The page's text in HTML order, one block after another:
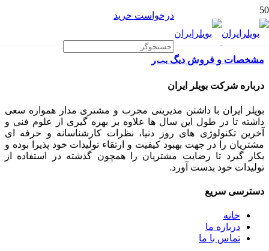
درخواست خرید
مشخصات و فروش دیگ بخار
درباره شرکت بویلر ایران
بویلر ایران با داشتن مدیریتی مجرب و مشتری مدار همواره سعی
داشته تا در طول این سال ها علاوه بر بهره گیری از علوم فنی و
آخرین تکنولوژی های روز دنیا، نظرات کارشناسانه و حرفه ای
مشتریان را در جهت بهبود کیفیت و ارتقاء تولیدات خود پذیرا بوده و
بکار گیرد تا رضایت مشتریان را همچون گذشته در استفاده از
تولیدات خود بدست آورد.
دسترسی سریع
خانه
درباره ما
تماس با ما